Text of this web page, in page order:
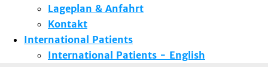
Lageplan & Anfahrt
Kontakt
International Patients
International Patients - English